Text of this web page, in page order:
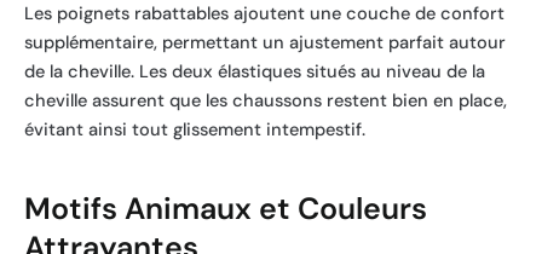
Les poignets rabattables ajoutent une couche de confort
supplémentaire, permettant un ajustement parfait autour
de la cheville. Les deux élastiques situés au niveau de la
cheville assurent que les chaussons restent bien en place,
évitant ainsi tout glissement intempestif.
Motifs Animaux et Couleurs